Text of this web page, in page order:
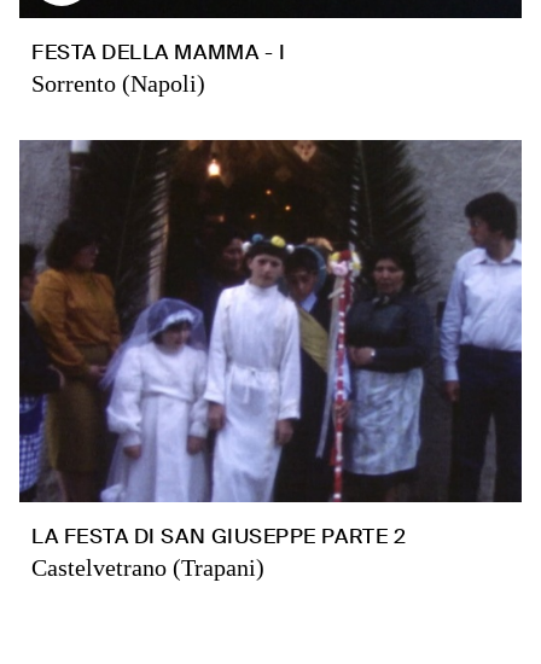
FESTA DELLA MAMMA - I
Sorrento (Napoli)
LA FESTA DI SAN GIUSEPPE PARTE 2
Castelvetrano (Trapani)